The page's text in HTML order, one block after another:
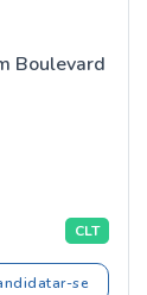
Boulevard
CLT
se